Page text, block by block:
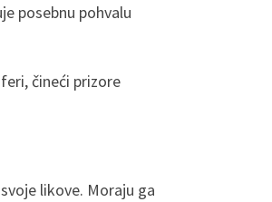
posebnu pohvalu
čineći prizore
likove. Moraju ga